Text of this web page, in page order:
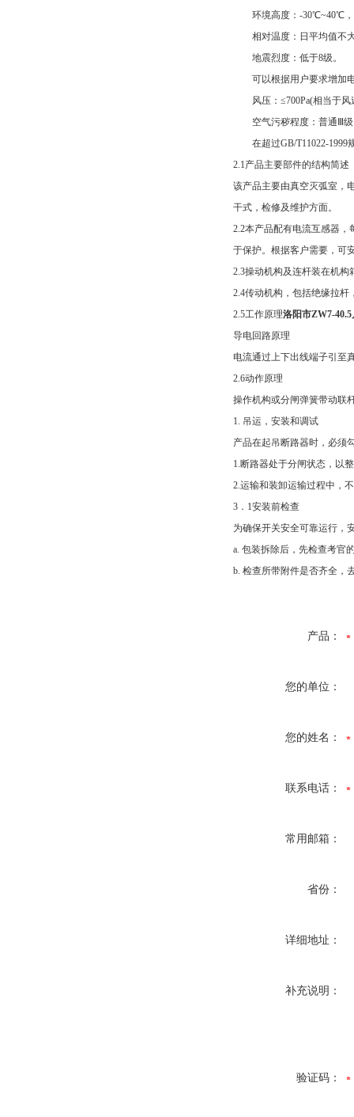
环境高度：-30℃~40℃，
相对温度：日平均值不大
地震烈度：低于8级。
可以根据用户要求增加
风压：≤700Pa(相当于风
空气污秽程度：普通Ⅲ级
在超过GB/T11022-1999
2.1产品主要部件的结构简述
该产品主要由真空灭弧室，
干式，检修及维护方面。
2.2本产品配有电流互感器
于保护。根据客户需要，可
2.3操动机构及连杆装在机
2.4传动机构，包括绝缘拉
2.5工作原理洛阳市ZW7-
导电回路原理
电流通过上下出线端子引至
2.6动作原理
操作机构或分闸弹簧带动联
1. 吊运，安装和调试
产品在起吊断路器时，必须
1.断路器处于分闸状态，以
2.运输和装卸运输过程中，
3．1安装前检查
为确保开关安全可靠运行，
a. 包装拆除后，先检查考官
b. 检查所带附件是否齐全，
产品：
您的单位：
您的姓名：
联系电话：
常用邮箱：
省份：
详细地址：
补充说明：
验证码：